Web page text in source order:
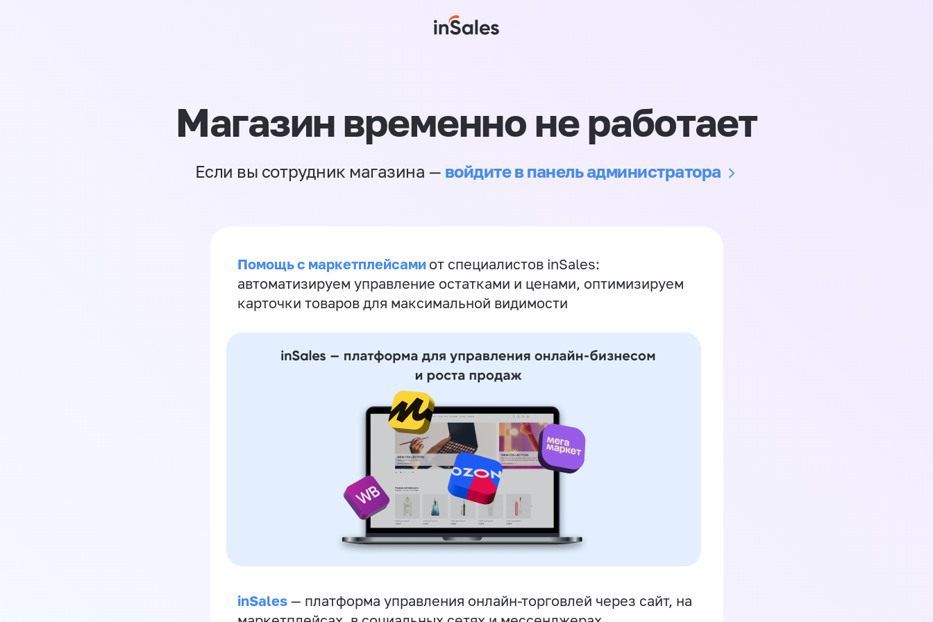
Магазин временно не работает
Если вы сотрудник магазина — войдите в панель администратора
Помощь с маркетплейсами от специалистов inSales:
автоматизируем управление остатками и ценами, оптимизируем
карточки товаров для максимальной видимости
inSales — платформа управления онлайн-торговлей через сайт, на